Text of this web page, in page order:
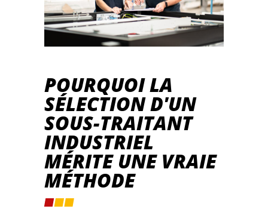
POURQUOI LA
SÉLECTION D'UN
SOUS-TRAITANT
INDUSTRIEL
MÉRITE UNE VRAIE
MÉTHODE